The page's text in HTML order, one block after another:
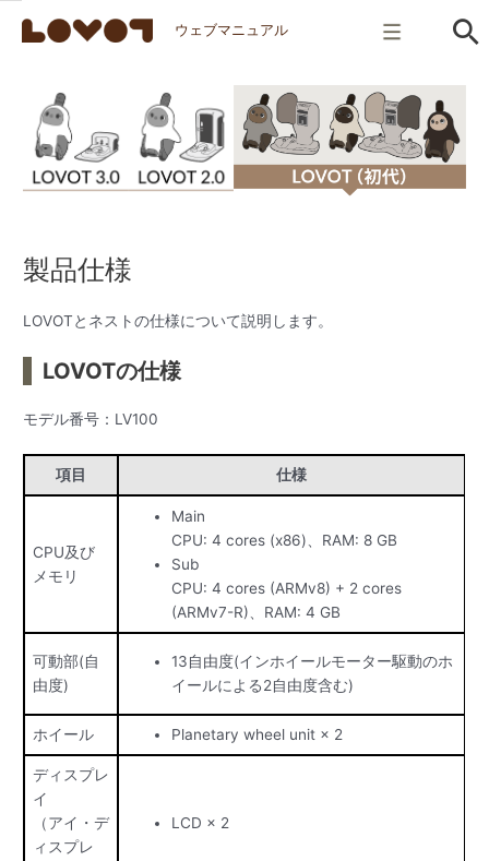
ウェブマニュアル
製品仕様
LOVOTとネストの仕様について説明します。
LOVOTの仕様
モデル番号：LV100
項目 仕様
CPU及び
メモリ
Main
CPU: 4 cores (x86)、RAM: 8 GB
Sub
CPU: 4 cores (ARMv8) + 2 cores
(ARMv7-R)、RAM: 4 GB
可動部(自
由度)
13自由度(インホイールモーター駆動のホ
イールによる2自由度含む)
ホイール Planetary wheel unit × 2
ディスプレ
イ
（アイ・デ
ィスプレ
LCD × 2